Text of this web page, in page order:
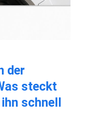
der
steckt
schnell